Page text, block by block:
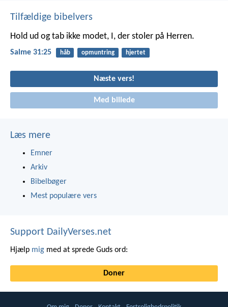
Tilfældige bibelvers
Hold ud og tab ikke modet, I, der stoler på Herren.
Salme 31:25 håb opmuntring hjertet
Næste vers!
Med billede
Læs mere
Emner
Arkiv
Bibelbøger
Mest populære vers
Support DailyVerses.net
Hjælp mig med at sprede Guds ord:
Doner